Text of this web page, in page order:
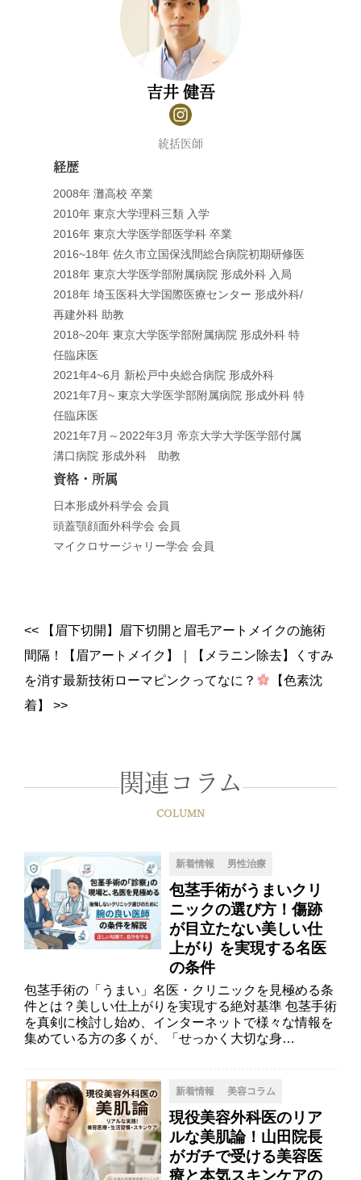
吉井 健吾
統括医師
経歴
2008年 灘高校 卒業
2010年 東京大学理科三類 入学
2016年 東京大学医学部医学科 卒業
2016~18年 佐久市立国保浅間総合病院初期研修医
2018年 東京大学医学部附属病院 形成外科 入局
2018年 埼玉医科大学国際医療センター 形成外科/
再建外科 助教
2018~20年 東京大学医学部附属病院 形成外科 特
任臨床医
2021年4~6月 新松戸中央総合病院 形成外科
2021年7月~ 東京大学医学部附属病院 形成外科 特
任臨床医
2021年7月～2022年3月 帝京大学大学医学部付属
溝口病院 形成外科 助教
資格・所属
日本形成外科学会 会員
頭蓋顎顔面外科学会 会員
マイクロサージャリー学会 会員
<<【眉下切開】眉下切開と眉毛アートメイクの施術
間隔！【眉アートメイク】
【メラニン除去】くすみ
を消す最新技術ローマピンクってなに？
【色素沈
着】 >>
関連コラム
COLUMN
新着情報 男性治療
包茎手術がうまいクリ
ニックの選び方！傷跡
が目立たない美しい仕
上がり を実現する名医
の条件
包茎手術の「うまい」名医・クリニックを見極める条
件とは？美しい仕上がりを実現する絶対基準 包茎手術
を真剣に検討し始め、インターネットで様々な情報を
集めている方の多くが、「せっかく大切な身…
新着情報 美容コラム
現役美容外科医のリア
ルな美肌論！山田院長
がガチで受ける美容医
療と本気スキンケアの